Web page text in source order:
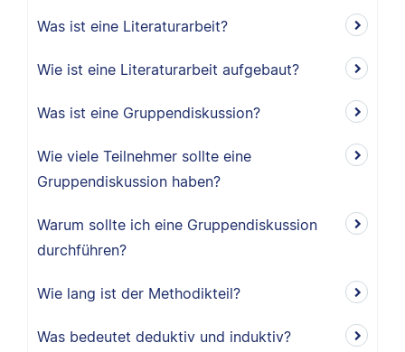
Was ist eine Literaturarbeit?
Wie ist eine Literaturarbeit aufgebaut?
Was ist eine Gruppendiskussion?
Wie viele Teilnehmer sollte eine
Gruppendiskussion haben?
Warum sollte ich eine Gruppendiskussion
durchführen?
Wie lang ist der Methodikteil?
Was bedeutet deduktiv und induktiv?